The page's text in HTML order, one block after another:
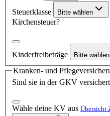
Steuerklasse Bitte wählen
Kirchensteuer?
Kinderfreibeträge Bitte wählen
Kranken- und
Sind sie in der GKV
Wähle deine KV aus Übersicht